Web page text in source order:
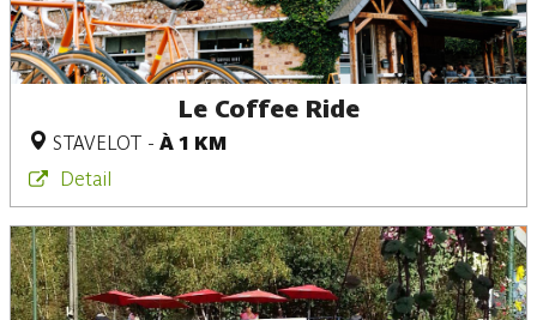
Le Coffee Ride
STAVELOT - À 1 KM
Detail